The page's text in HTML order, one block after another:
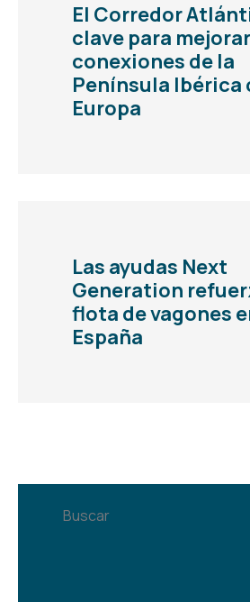
El Corredor
clave para
conexiones de la
Península Ibérica
Europa
Las ayudas Next
Generation
flota de vagones
España
Buscar